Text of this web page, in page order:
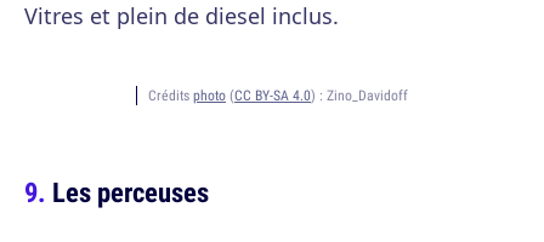
Vitres et plein de diesel inclus.
Crédits photo (CC BY-SA 4.0) : Zino_Davidoff
Les perceuses